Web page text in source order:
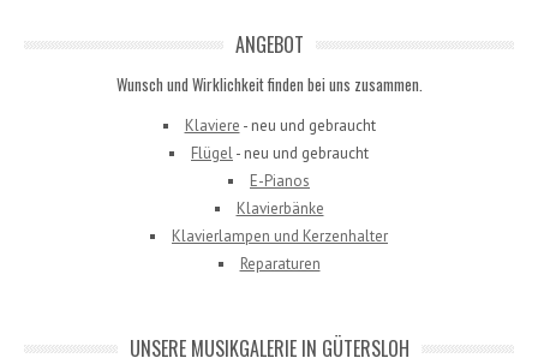
ANGEBOT
Wunsch und Wirklichkeit finden bei uns zusammen.
Klaviere - neu und gebraucht
Flügel- neu und gebraucht
E-Pianos
Klavierbänke
Klavierlampen und Kerzenhalter
Reparaturen
UNSERE MUSIKGALERIE IN GÜTERSLOH